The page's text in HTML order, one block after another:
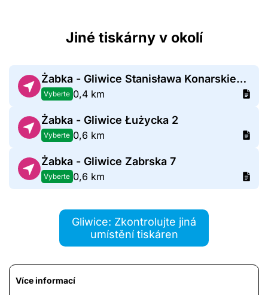
Jiné tiskárny v okolí
Żabka - Gliwice Stanisława Konarskiego 25
Vyberte 0,4 km
Żabka - Gliwice Łużycka 2
Vyberte 0,6 km
Żabka - Gliwice Zabrska 7
Vyberte 0,6 km
Gliwice: Zkontrolujte jiná
umístění tiskáren
Více informací